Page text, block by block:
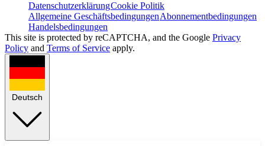
DatenschutzerklärungCookie Politik
Allgemeine GeschäftsbedingungenAbonnementbedingungen
Handelsbedingungen
This site is protected by reCAPTCHA, and the Google Privacy
Policy and Terms of Service apply.
Deutsch